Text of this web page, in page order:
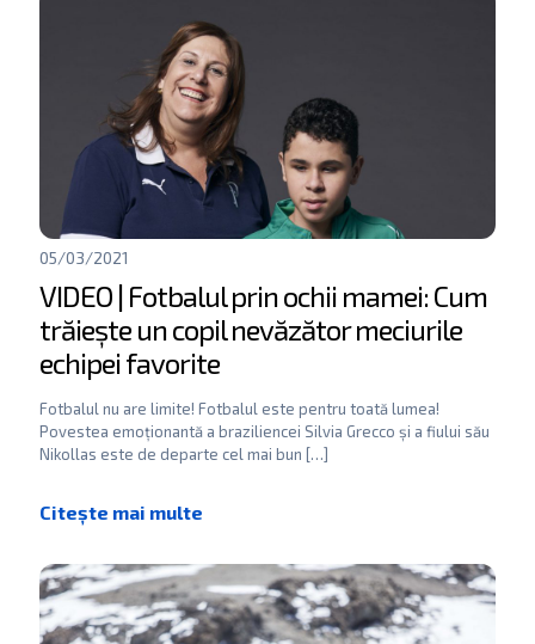
05/03/2021
VIDEO | Fotbalul prin ochii mamei: Cum
trăiește un copil nevăzător meciurile
echipei favorite
Fotbalul nu are limite! Fotbalul este pentru toată lumea!
Povestea emoționantă a braziliencei Silvia Grecco și a fiului său
Nikollas este de departe cel mai bun […]